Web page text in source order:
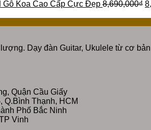
Gỗ Koa Cao Cấp Cực Đẹp 8,690,000₫
Dạy đàn Guitar, Ukulele từ cơ
Quận Cầu Giấy
Q.Bình Thạnh, HCM
Phố Bắc Ninh
Vinh